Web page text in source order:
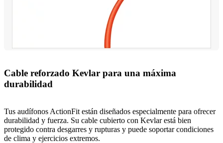
Cable reforzado Kevlar para una máxima
durabilidad
Tus audífonos ActionFit están diseñados especialmente para ofrecer
durabilidad y fuerza. Su cable cubierto con Kevlar está bien
protegido contra desgarres y rupturas y puede soportar condiciones
de clima y ejercicios extremos.